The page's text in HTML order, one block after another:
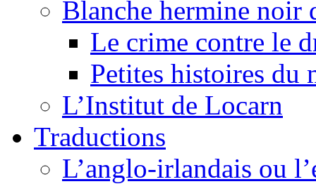
Blanche hermine noir
Le crime contre le
Petites histoires du
L’Institut de Locarn
Traductions
L’anglo-irlandais ou